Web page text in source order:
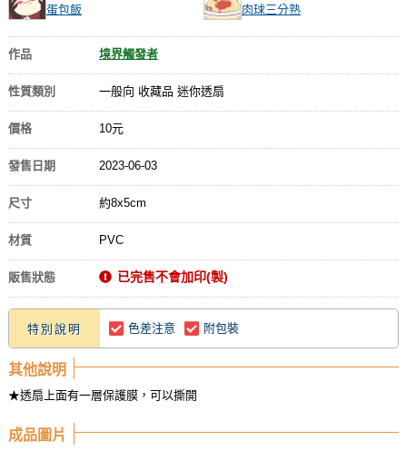
蛋包飯 肉球三分熟
作品 境界觸發者
性質類別 一般向 收藏品 迷你透扇
價格 10元
發售日期 2023-06-03
尺寸 約8x5cm
材質 PVC
販售狀態 已完售不會加印(製)
特別說明 色差注意 附包裝
其他說明
★透扇上面有一層保護膜，可以撕開
成品圖片